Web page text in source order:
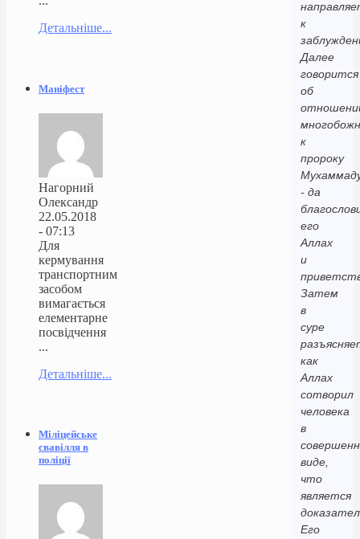
к
Далее
говорится
об
к
пророку
- да
его
Аллах
и
Затем
в
суре
как
Аллах
сотворил
человека
в
виде,
что
является
Его
Детальніше...
Маніфест
Нагорний
Олександр
22.05.2018
- 07:13
Для
кермування
транспортним
засобом
вимагається
елементарне
посвідчення
...
Детальніше...
Міліцейське
свавілля в
поліції